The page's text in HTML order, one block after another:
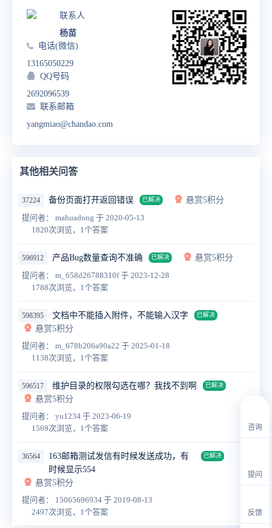
联系人
杨苗
电话(微信)
13165050229
QQ号码
2692096539
联系邮箱
yangmiao@chandao.com
其他相关问答
37224 备份页面打开返回错误 已解决
悬赏5积分
提问者： mahuadong 于 2020-05-13
1820次浏览，1个答案
596912 产品Bug数量查询不准确 已解决
悬赏5积分
提问者： m_658d26788310f于 2023-12-28
1788次浏览，1个答案
598395 文档中不能插入附件，不能输入汉字 已解决
悬赏5积分
提问者： m_678b206a90a22 于 2025-01-18
1138次浏览，1个答案
596517 维护目录的权限勾选在哪？我找不到啊 已解决
悬赏5积分
提问者： yu1234 于 2023-06-19
1569次浏览，1个答案
36564
163邮箱测试发信有时候发送成功，有
时候显示554
已解决
悬赏5积分
提问者： 15065696934 于 2019-08-13
2497次浏览，1个答案
咨询
提问
反馈